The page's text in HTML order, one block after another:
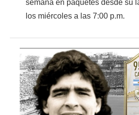
semana en paquetes desde su
los miércoles a las 7:00 p.m.